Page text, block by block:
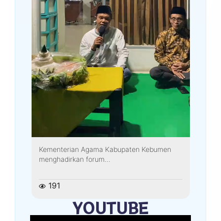
Kementerian Agama Kabupaten Kebumen
menghadirkan forum...
191
YOUTUBE